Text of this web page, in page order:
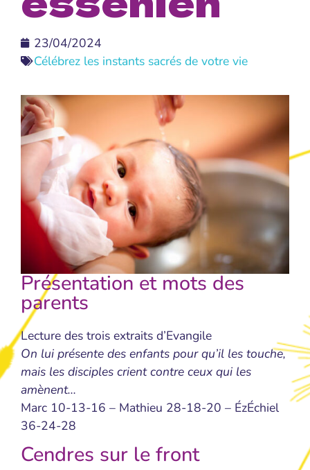
23/04/2024
Célébrez les instants sacrés de votre vie
Présentation et mots des
parents
Lecture des trois extraits d’Evangile
On lui présente des enfants pour qu’il les touche,
mais les disciples crient contre ceux qui les
amènent…
Marc 10-13-16 – Mathieu 28-18-20 – ÉzÉchiel
36-24-28
Cendres sur le front